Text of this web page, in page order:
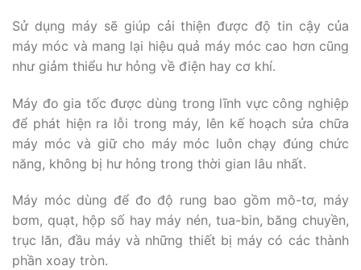
Sử dụng máy sẽ giúp cải thiện được độ tin cậy của
máy móc và mang lại hiệu quả máy móc cao hơn cũng
như giảm thiểu hư hỏng về điện hay cơ khí.
Máy đo gia tốc được dùng trong lĩnh vực công nghiệp
để phát hiện ra lỗi trong máy, lên kế hoạch sửa chữa
máy móc và giữ cho máy móc luôn chạy đúng chức
năng, không bị hư hỏng trong thời gian lâu nhất.
Máy móc dùng để đo độ rung bao gồm mô-tơ, máy
bơm, quạt, hộp số hay máy nén, tua-bin, băng chuyền,
trục lăn, đầu máy và những thiết bị máy có các thành
phần xoay tròn.